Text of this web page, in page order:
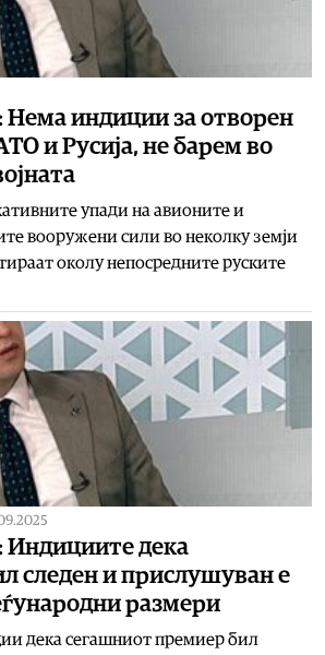
Нема индиции за отворен
и Русија, не барем во
упади на авионите и
вооружени сили во неколку земји
околу непосредните руските
Индициите дека
следен и прислушуван е
размери
дека сегашниот премиер бил